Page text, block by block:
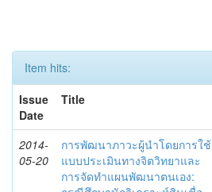
Item hits:
Issue
Date
Title
2014-
05-20
การพัฒนาภาวะผู้นำโดยการใช้
แบบประเมินทางจิตวิทยาและ
การจัดทำแผนพัฒนาตนเอง: